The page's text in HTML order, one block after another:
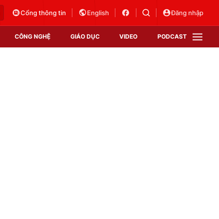
Cổng thông tin English Đăng nhập
CÔNG NGHỆ GIÁO DỤC VIDEO PODCAST